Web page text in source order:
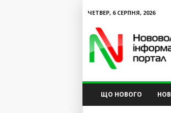
ЧЕТВЕР, 6 СЕРПНЯ, 2026
ЩО НОВОГО